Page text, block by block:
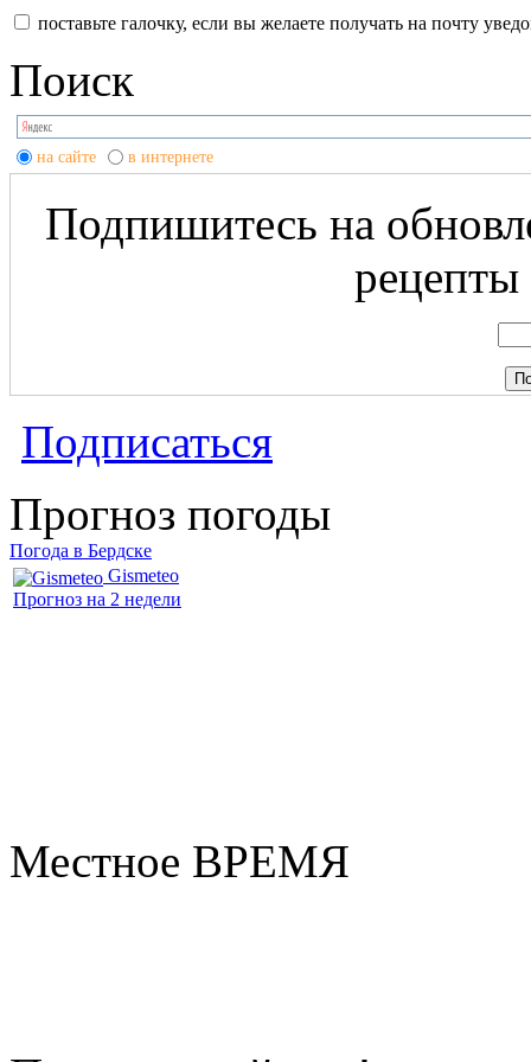
поставьте галочку, если вы желаете получать на почту
Поиск
на сайте в интернете
Подпишитесь на
рецепты
Подписаться
Прогноз погоды
Погода в Бердске
Gismeteo
Прогноз на 2 недели
Местное ВРЕМЯ